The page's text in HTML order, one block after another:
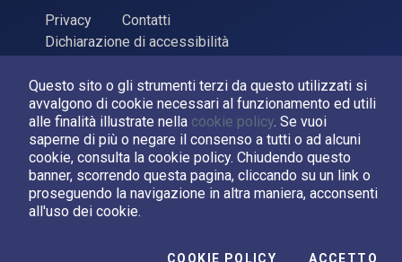
Questo sito o gli strumenti terzi da questo utilizzati si
avvalgono di cookie necessari al funzionamento ed utili
alle finalità illustrate nella cookie policy. Se vuoi
saperne di più o negare il consenso a tutti o ad alcuni
cookie, consulta la cookie policy. Chiudendo questo
banner, scorrendo questa pagina, cliccando su un link o
proseguendo la navigazione in altra maniera, acconsenti
all'uso dei cookie.
COOKIE POLICY ACCETTO
Privacy
Contatti
Dichiarazione di accessibilità
ASI Agenzia Spaziale Italiana, 2026. P.Iva 03638121008
Sviluppato daLPM
Seguici su:
Asi su Facebook
Asi su XCanale Asi su YouTube